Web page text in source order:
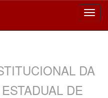
DA
DE